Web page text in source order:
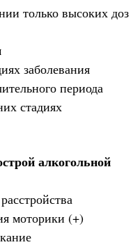
только высоких доз
заболевания
периода
стадиях
алкогольной
моторики (+)